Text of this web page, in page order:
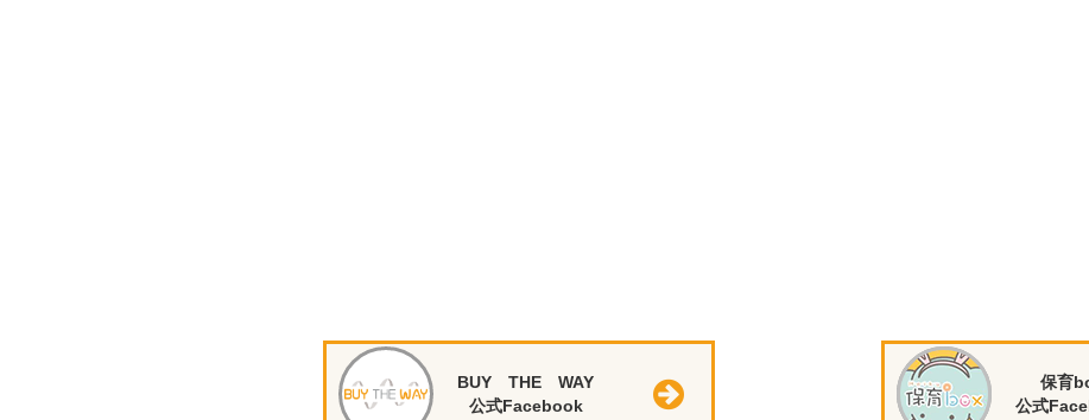
BUY THE WAY
公式Facebook
保育
公式